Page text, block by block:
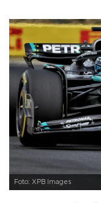
Foto: XPB Images